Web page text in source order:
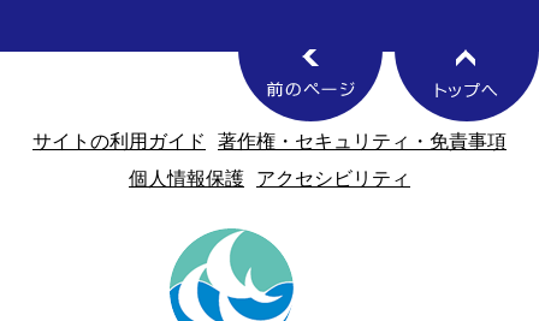
サイトの利用ガイド
著作権・セキュリティ・免責事項
個人情報保護
アクセシビリティ